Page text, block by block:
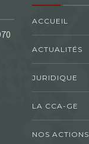
ACCUEIL
ACTUALITÉS
JURIDIQUE
LA CCA-GE
NOS ACTIONS